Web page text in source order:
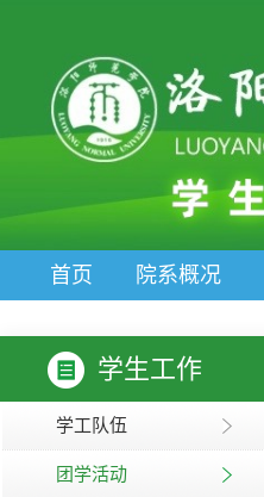
首页 院系概况
学生工作
学工队伍
团学活动